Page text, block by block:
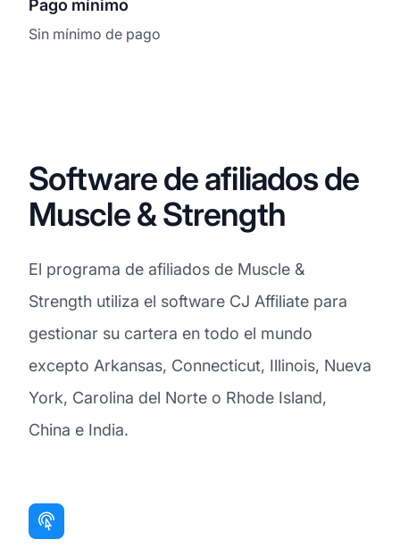
Pago mínimo
Sin mínimo de pago
Software de afiliados de
Muscle & Strength
El programa de afiliados de Muscle &
Strength utiliza el software CJ Affiliate para
gestionar su cartera en todo el mundo
excepto Arkansas, Connecticut, Illinois, Nueva
York, Carolina del Norte o Rhode Island,
China e India.